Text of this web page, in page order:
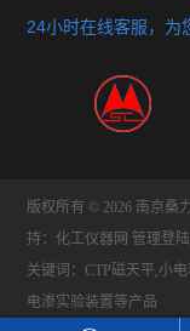
24小时在线客服，为
版权所有 © 2026 南京桑
持： 化工仪器网 管理登陆
关键词：CTP磁天平,小
电渗实验装置等产品